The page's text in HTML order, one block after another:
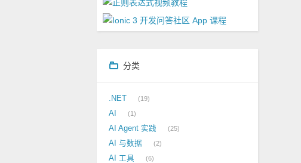
分类
.NET 19
AI 1
AI Agent 实践 25
AI 与数据 2
AI 工具 6